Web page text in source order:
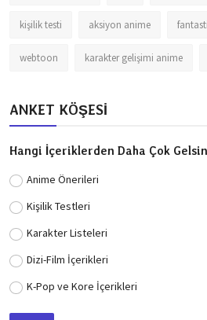
kişilik testi aksiyon anime
webtoon karakter gelişimi anime
ANKET KÖŞESİ
Hangi İçeriklerden Daha Çok
Anime Önerileri
Kişilik Testleri
Karakter Listeleri
Dizi-Film İçerikleri
K-Pop ve Kore İçerikleri